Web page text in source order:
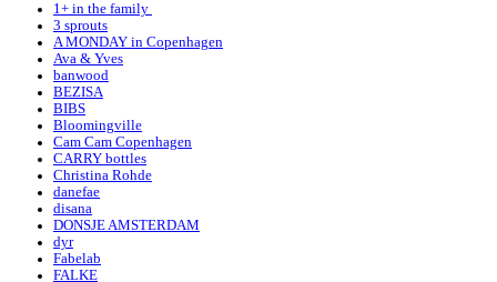
1+ in the family
3 sprouts
A MONDAY in Copenhagen
Ava & Yves
banwood
BEZISA
BIBS
Bloomingville
Cam Cam Copenhagen
CARRY bottles
Christina Rohde
danefae
disana
DONSJE AMSTERDAM
dyr
Fabelab
FALKE